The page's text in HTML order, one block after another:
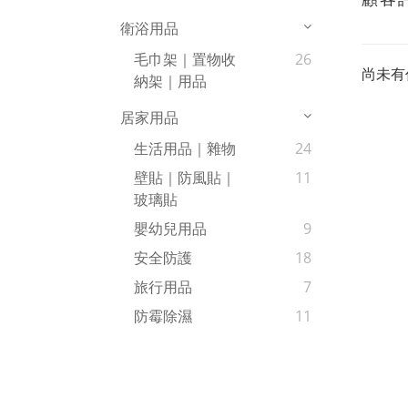
衛浴用品
毛巾架｜置物收
納架｜用品
26
居家用品
生活用品｜雜物
24
壁貼｜防風貼｜
玻璃貼
11
嬰幼兒用品
9
安全防護
18
旅行用品
7
防霉除濕
11
尚未